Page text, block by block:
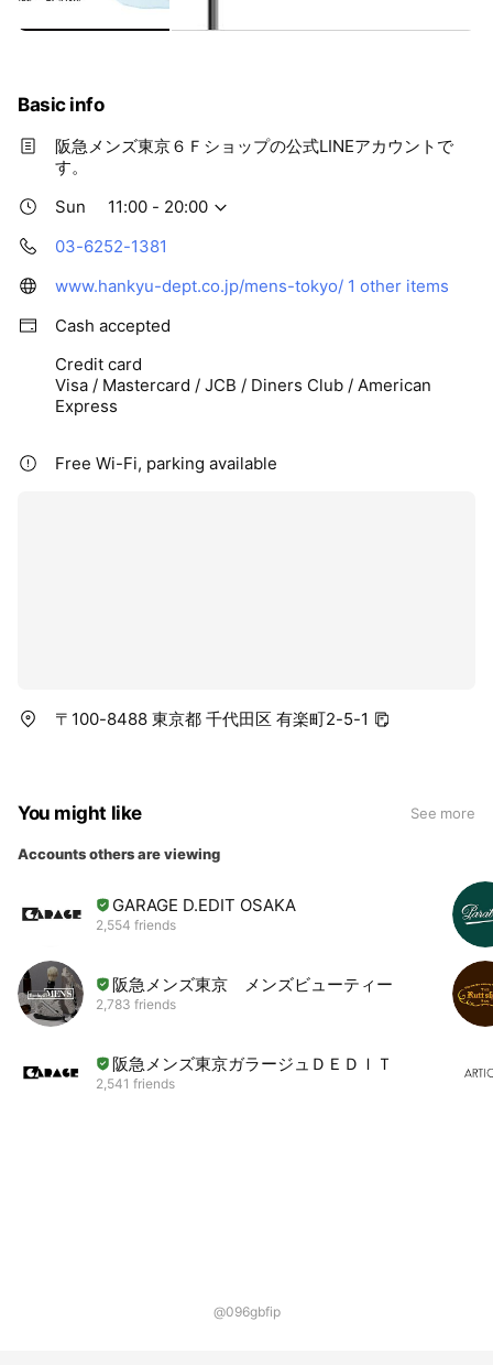
Basic info
阪急メンズ東京６Ｆショップの公式LINEアカウントで
す。
Sun
11:00 - 20:00
03-6252-1381
www.hankyu-dept.co.jp/mens-tokyo/ 1 other items
Cash accepted
Credit card
Visa / Mastercard / JCB / Diners Club / American
Express
Free Wi-Fi, parking available
〒100-8488 東京都 千代田区 有楽町2-5-1
You might like See more
Accounts others are viewing
GARAGE D.EDIT OSAKA
2,554 friends
阪急メンズ東京 メンズビューティー
2,783 friends
阪急メンズ東京ガラージュＤＥＤＩＴ
2,541 friends
@096gbfip